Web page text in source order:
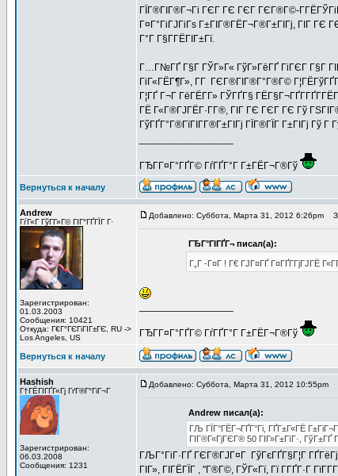
ГЇГ®ГІГ®Г¬Гі ГЄГ ГЄ ГЄГ ГЄГ®Г©-
Г¤Г°ГіГЈГіГѕ Г±ГІГ®ГЁГ¬Г®Г±ГІГј, ГІГ ГЄ
Г°Г Г§Г­ГЁГІГ±Гї.
Г…Г№ГҐ Г§Г ГЎГ»Г« ГўГ»ГёГҐ ГіГЄГ Г§Г
ГіГ«ГЁГ¶Г», Г­Г ГЄГ®ГІГ®Г°Г®Г©
Г¦ГҐ Г¬Г ГёГЁГ­Г» ГЎГҐГ§
ГЁ Г«Г®ГЈГЁГ·Г­Г®, ГІГ ГЄ ГЄГ ГЄ Гў
ГўГҐГ°Г®ГїГІГ­Г®Г±ГІГј ГЇГ®ГЇГ Г±ГІГј Гў
ГЂГ­Г¤Г°ГҐГ© ГѓГҐГ°Г Г±ГЁГ¬Г®Гў
Вернуться к началу
Andrew
ГѓГ«Г ГўГ­Г»Г© ГІГ°ГҐГЇГ Г·
Зарегистрирован:
01.03.2003
Сообщения: 10421
Откуда: Г€Г°ГЄГіГІГ±ГЄ, RU ->
Los Angeles, US
Добавлено: Суббота, Марта 31, 2012 6:26pm
ГЂГ°ГІГҐГ¬ писал(а):
Г„Г -Г¤Г ! Г€ ГЈГ¤ГҐ Г¤ГҐГ­ГјГЈГЁ
ГЂГ­Г¤Г°ГҐГ© ГѓГҐГ°Г Г±ГЁГ¬Г®Гў
Вернуться к началу
Hashish
Г†ГЁГІГҐГ«Гј ГґГ®Г°ГіГ¬Г
Зарегистрирован:
06.03.2008
Сообщения: 1231
Добавлено: Суббота, Марта 31, 2012 10:55pm
Andrew писал(а):
ГЉ ГЇГ°ГЁГ¬ГҐГ°Гі, ГҐГ±Г«ГЁ
ГІГ®Г«ГјГЄГ® 50 ГІГ»Г±ГїГ·, ГўГ±ГҐ
ГЉГ°ГіГ·ГҐ ГЄГ®ГЈГ¤Г ГўГєГҐГ§Г¦Г
ГІГ», ГІГЁГЇГ , "Г®Г©, ГЎГ«Гї, Гї Г­ГҐГ·Г